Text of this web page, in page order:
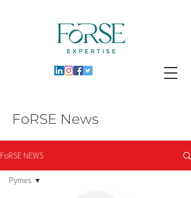
FoRSE News
FoRSE NEWS
Pymes